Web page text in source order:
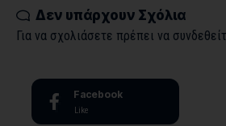
Δεν υπάρχουν Σχόλια
Για να σχολιάσετε πρέπει να
Facebook
Like